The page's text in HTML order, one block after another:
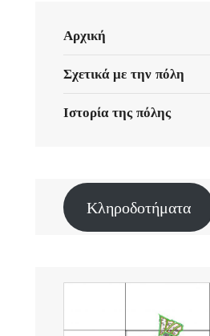
Αρχική
Σχετικά με την πόλη
Ιστορία της πόλης
Κληροδοτήματα